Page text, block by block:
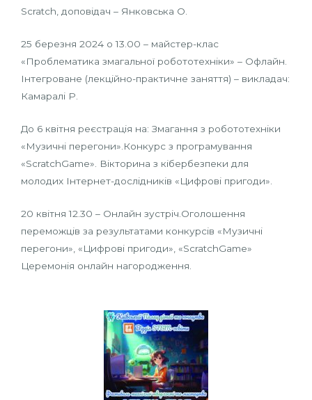
Scratch, доповідач – Янковська О.
25 березня 2024 о 13.00 – майстер-клас
«Проблематика змагальної робототехніки» – Офлайн.
Інтегроване (лекційно-практичне заняття) – викладач:
Камаралі Р.
До 6 квітня реєстрація на: Змагання з робототехніки
«Музичні перегони».Конкурс з програмування
«ScratchGame». Вікторина з кібербезпеки для
молодих Інтернет-дослідників «Цифрові пригоди».
20 квітня 12.30 – Онлайн зустріч.Оголошення
переможців за результатами конкурсів «Музичні
перегони», «Цифрові пригоди», «ScratchGame»
Церемонія онлайн нагородження.